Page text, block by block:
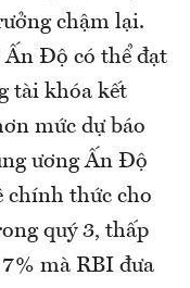
chậm lại.
Ấn Độ có thể đạt
tài khóa kết
mức dự báo
ương Ấn Độ
chính thức cho
quý 3, thấp
mà RBI đưa